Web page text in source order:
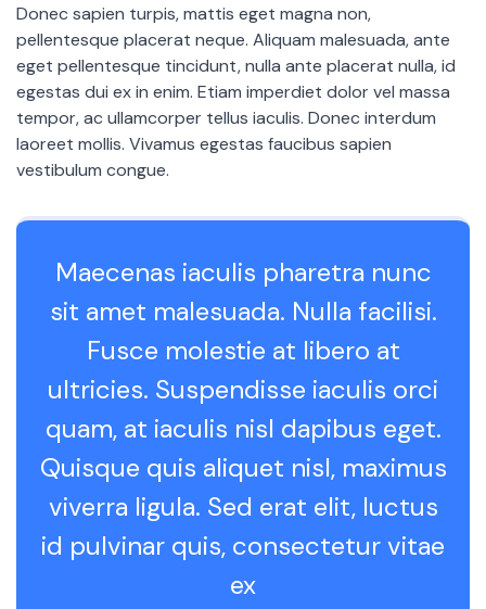
Donec sapien turpis, mattis eget magna non,
pellentesque placerat neque. Aliquam malesuada, ante
eget pellentesque tincidunt, nulla ante placerat nulla, id
egestas dui ex in enim. Etiam imperdiet dolor vel massa
tempor, ac ullamcorper tellus iaculis. Donec interdum
laoreet mollis. Vivamus egestas faucibus sapien
vestibulum congue.
Maecenas iaculis pharetra nunc
sit amet malesuada. Nulla facilisi.
Fusce molestie at libero at
ultricies. Suspendisse iaculis orci
quam, at iaculis nisl dapibus eget.
Quisque quis aliquet nisl, maximus
viverra ligula. Sed erat elit, luctus
id pulvinar quis, consectetur vitae
ex